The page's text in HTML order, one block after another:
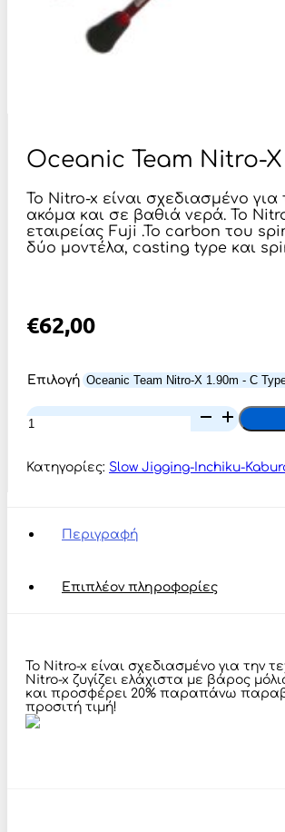
Oceanic Team Nitro-X
To Nitro-x είναι σχεδιασμένο
ακόμα και σε βαθιά νερά. Το
εταιρείας Fuji .To carbon του
δύο μοντέλα, casting type και
€62,00
Επιλογή
Oceanic
Team
X
1.90m
Κατηγορίες: Slow Jigging-Inchiku-
Περιγραφή
Επιπλέον πληροφορίες
To Nitro-x είναι σχεδιασμένο για
Nitro-x ζυγίζει ελάχιστα με βάρος
και προσφέρει 20% παραπάνω
προσιτή τιμή!